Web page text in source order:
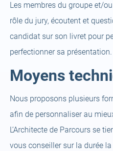
Les membres du groupe et/
rôle du jury, écoutent et
candidat sur son livret pour
perfectionner sa présentation.
Moyens
Nous proposons plusieurs
afin de personnaliser au
L’Architecte de Parcours se
vous conseiller sur la durée